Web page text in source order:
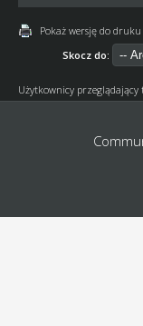
Pokaż wersję do druku
Skocz do:
Użytkownicy przeglądający